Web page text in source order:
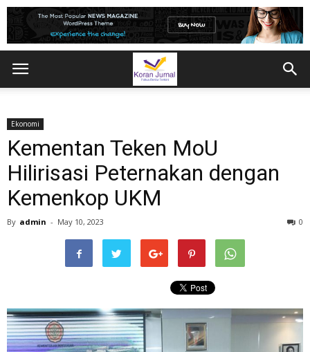
Ekonomi
Kementan Teken MoU
Hilirisasi Peternakan dengan
Kemenkop UKM
By admin - May 10, 2023 0